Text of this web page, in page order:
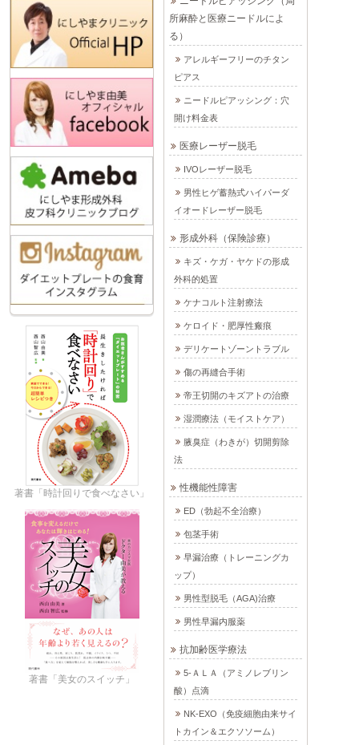
所麻酔と医療ニードルによ
る）
アレルギーフリーのチタン
ピアス
ニードルピアッシング：穴
開け料金表
医療レーザー脱毛
IVOレーザー脱毛
男性ヒゲ蓄熱式ハイパーダ
イオードレーザー脱毛
形成外科（保険診療）
キズ・ケガ・ヤケドの形成
外科的処置
ケナコルト注射療法
ケロイド・肥厚性瘢痕
デリケートゾーントラブル
傷の再縫合手術
帝王切開のキズアトの治療
湿潤療法（モイストケア）
腋臭症（わきが）切開剪除
法
性機能性障害
ED（勃起不全治療）
包茎手術
早漏治療（トレーニングカ
ップ）
男性型脱毛（AGA)治療
男性早漏内服薬
抗加齢医学療法
5-ＡＬＡ（アミノレブリン
酸）点滴
NK-EXO（免疫細胞由来サイ
トカイン＆エクソソーム）
著書「時計回りで食べなさい」
著書「美女のスイッチ」